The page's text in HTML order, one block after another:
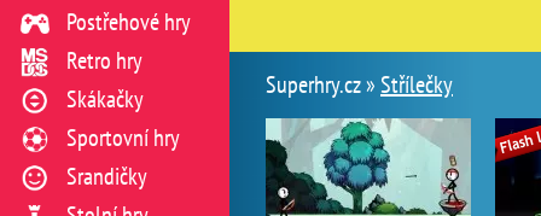
Superhry.cz »Střílečky
Postřehové hry
Retro hry
Skákačky
Sportovní hry
Srandičky